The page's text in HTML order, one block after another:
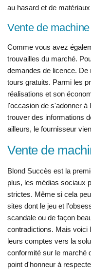
au hasard et de
Vente de
Comme vous avez
trouvailles du marché.
demandes de licence. De
tours gratuits. Parmi les
réalisations et son
l'occasion de s'adonner à
trouver des informations
ailleurs, le fournisseur
Vente de
Blond Succès est la
plus, les médias sociaux
strictes. Même si cela
sites dont le jeu et
scandale ou de façon
contradictions. Mais voici
leurs comptes vers la
conformité sur le marché
point d'honneur à